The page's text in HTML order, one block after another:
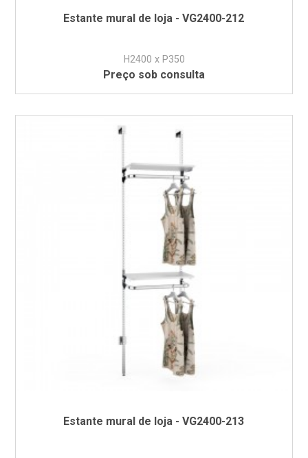
Estante mural de loja - VG2400-212
H2400 x P350
Preço sob consulta
Estante mural de loja - VG2400-213